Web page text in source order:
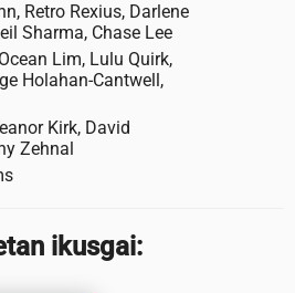
Retro Rexius, Darlene
Sharma, Chase Lee
Lim, Lulu Quirk,
Holahan-Cantwell,
Kirk, David
Zehnal
ikusgai: